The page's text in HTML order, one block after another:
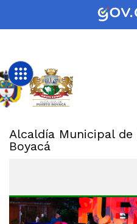
Alcaldía Municipal de
Boyacá